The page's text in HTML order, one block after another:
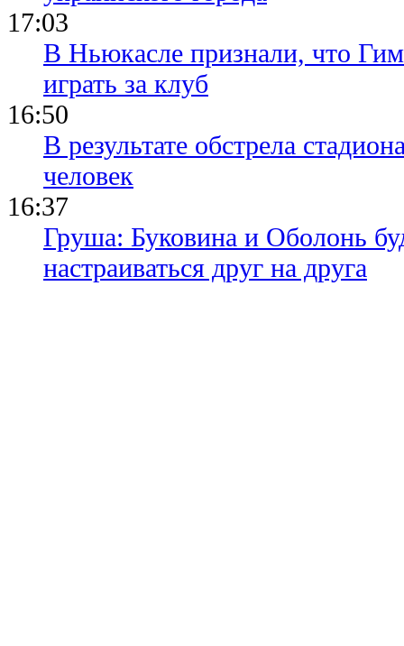
17:03
В Ньюкасле признали, что
играть за клуб
16:50
В результате обстрела
человек
16:37
Груша: Буковина и Оболонь
настраиваться друг на друга